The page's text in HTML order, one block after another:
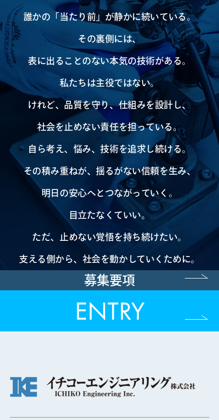
誰かの「当たり前」が静かに続いている。
その裏側には、
表に出ることのない本気の技術がある。
私たちは主役ではない。
けれど、品質を守り、仕組みを設計し、
社会を止めない責任を担っている。
自ら考え、悩み、技術を追求し続ける。
その積み重ねが、揺るがない信頼を生み、
明日の安心へとつながっていく。
目立たなくていい。
ただ、止めない覚悟を持ち続けたい。
支える側から、社会を動かしていくために。
募集要項
ENTRY